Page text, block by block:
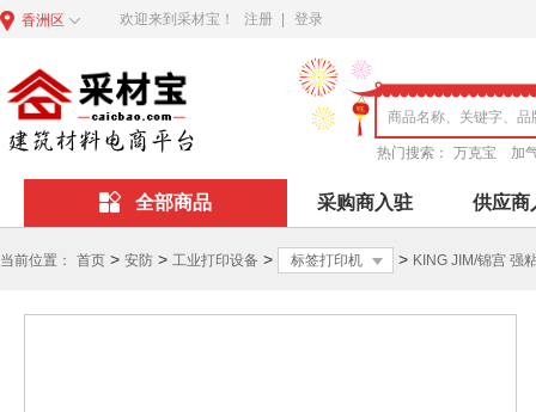
香洲区 欢迎来到采材宝！ 注册 登录
热门搜索： 万克宝 加
全部商品 采购商入驻 供应商
当前位置： 首页 > 安防 > 工业打印设备 > 标签打印机 > KING JIM/锦宫 强